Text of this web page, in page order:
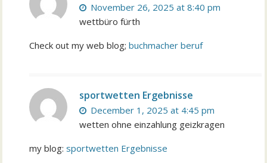
November 26, 2025 at 8:40 pm
wettbüro fürth
Check out my web blog;buchmacher beruf
sportwetten Ergebnisse
December 1, 2025 at 4:45 pm
wetten ohne einzahlung geizkragen
my blog:sportwetten Ergebnisse